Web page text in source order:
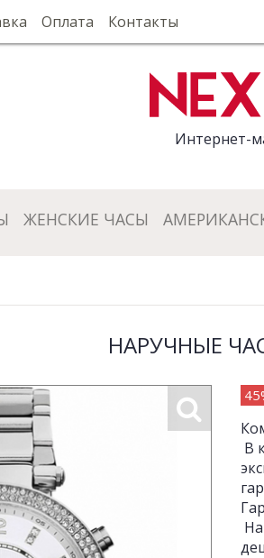
Оплата Контакты
Интернет-
ЖЕНСКИЕ ЧАСЫ
НАРУЧНЫЕ
В